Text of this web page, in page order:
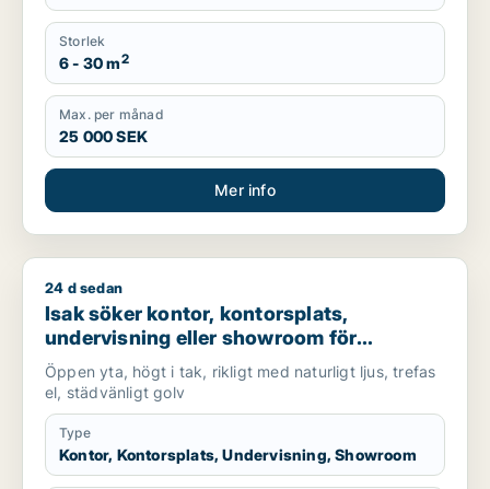
Storlek
6 - 30 m2
Max. per månad
25 000 SEK
Mer info
Isak söker kontor, kontorsplats, undervisning eller
24 d sedan
Isak söker kontor, kontorsplats,
undervisning eller showroom för
uthyrning i Lundby, Göteborg eller Norra
hisingen m.fl.
Öppen yta, högt i tak, rikligt med naturligt ljus, trefas
el, städvänligt golv
Type
Kontor, Kontorsplats, Undervisning, Showroom